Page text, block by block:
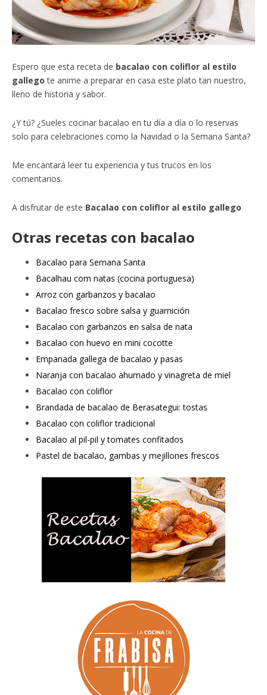
Espero que esta receta de bacalao con coliflor al estilo
gallego te anime a preparar en casa este plato tan nuestro,
lleno de historia y sabor.
¿Y tú? ¿Sueles cocinar bacalao en tu día a día o lo reservas
solo para celebraciones como la Navidad o la Semana Santa?
Me encantará leer tu experiencia y tus trucos en los
comentarios.
A disfrutar de este Bacalao con coliflor al estilo gallego
Otras recetas con bacalao
Bacalao para Semana Santa
Bacalhau com natas (cocina portuguesa)
Arroz con garbanzos y bacalao
Bacalao fresco sobre salsa y guarnición
Bacalao con garbanzos en salsa de nata
Bacalao con huevo en mini cocotte
Empanada gallega de bacalao y pasas
Naranja con bacalao ahumado y vinagreta de miel
Bacalao con coliflor
Brandada de bacalao de Berasategui: tostas
Bacalao con coliflor tradicional
Bacalao al pil-pil y tomates confitados
Pastel de bacalao, gambas y mejillones frescos